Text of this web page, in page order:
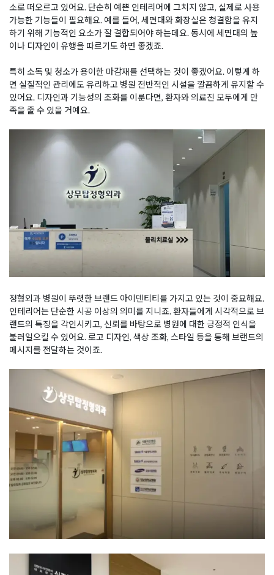
소로 떠오르고 있어요. 단순히 예쁜 인테리어에 그치지 않고, 실제로 사용
가능한 기능들이 필요해요. 예를 들어, 세면대와 화장실은 청결함을 유지
하기 위해 기능적인 요소가 잘 결합되어야 하는데요. 동시에 세면대의 높
이나 디자인이 유행을 따르기도 하면 좋겠죠.
특히 소독 및 청소가 용이한 마감재를 선택하는 것이 좋겠어요. 이렇게 하
면 실질적인 관리에도 유리하고 병원 전반적인 시설을 깔끔하게 유지할 수
있어요. 디자인과 기능성의 조화를 이룬다면, 환자와 의료진 모두에게 만
족을 줄 수 있을 거예요.
정형외과 병원이 뚜렷한 브랜드 아이덴티티를 가지고 있는 것이 중요해요.
인테리어는 단순한 시공 이상의 의미를 지니죠. 환자들에게 시각적으로 브
랜드의 특징을 각인시키고, 신뢰를 바탕으로 병원에 대한 긍정적 인식을
불러일으킬 수 있어요. 로고 디자인, 색상 조화, 스타일 등을 통해 브랜드의
메시지를 전달하는 것이죠.